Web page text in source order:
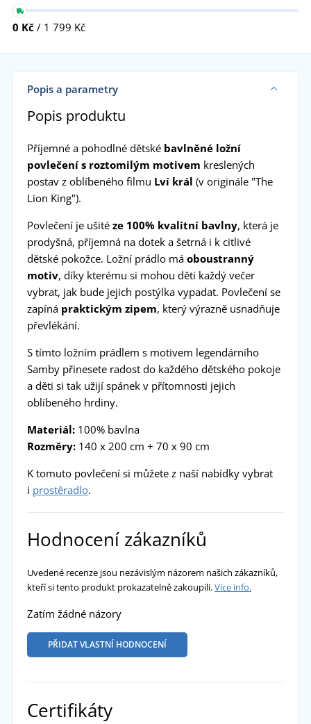
0 Kč / 1 799 Kč
Popis a parametry
Popis produktu
Příjemné a pohodlné dětské bavlněné ložní
povlečení s roztomilým motivem kreslených
postav z oblíbeného filmu Lví král (v originále "The
Lion King").
Povlečení je ušité ze 100% kvalitní bavlny, která je
prodyšná, příjemná na dotek a šetrná i k citlivé
dětské pokožce. Ložní prádlo má oboustranný
motiv, díky kterému si mohou děti každý večer
vybrat, jak bude jejich postýlka vypadat. Povlečení se
zapínápraktickým zipem, který výrazně usnadňuje
převlékání.
S tímto ložním prádlem s motivem legendárního
Samby přinesete radost do každého dětského pokoje
a děti si tak užijí spánek v přítomnosti jejich
oblíbeného hrdiny.
Materiál: 100% bavlna
Rozměry: 140 x 200 cm + 70 x 90 cm
K tomuto povlečení si můžete z naší nabídky vybrat
i prostěradlo.
Hodnocení zákazníků
Uvedené recenze jsou nezávislým názorem našich zákazníků,
kteří si tento produkt prokazatelně zakoupili.Více info.
Zatím žádné názory
PŘIDAT VLASTNÍ HODNOCENÍ
Certifikáty